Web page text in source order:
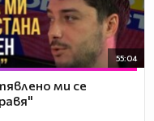
55:04
ми се